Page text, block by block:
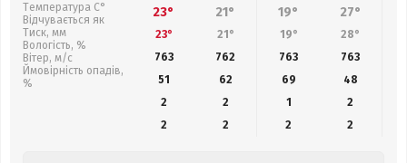
Температура С°
Відчувається як
Тиск, мм
Вологість, %
Вітер, м/с
Ймовірність опадів,
%
23° 21° 19° 27°
23° 21° 19° 28°
763
762 763 763
51
62 69
48
2
2 1
2
2
2 2 2